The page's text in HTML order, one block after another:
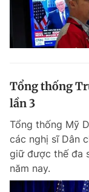
Tổng thống
lần 3
Tổng thống Mỹ
các nghị sĩ Dân
giữ được thế đa
năm nay.